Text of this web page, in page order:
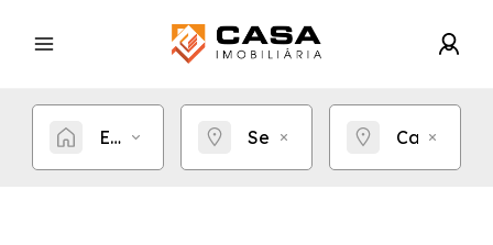
Estou procurando por... Serra